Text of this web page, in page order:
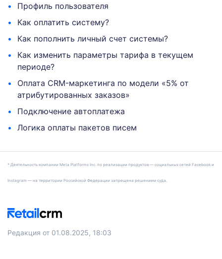
Профиль пользователя
Как оплатить систему?
Как пополнить личный счет системы?
Как изменить параметры тарифа в текущем
периоде?
Оплата CRM-маркетинга по модели «5% от
атрибутированных заказов»
Подключение автоплатежа
Логика оплаты пакетов писем
* Деятельность компании Meta Platforms Inc. по реализации продуктов — социальных сетей Facebook и
Instagram — на территории Российской Федерации запрещена решением суда.
Редакция от 01.08.2025, 18:03